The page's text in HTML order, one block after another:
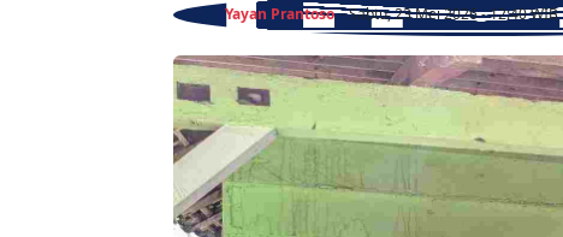
Yayan Prantoso - Sabtu, 23 Mei 2026 - 12:40 WIB